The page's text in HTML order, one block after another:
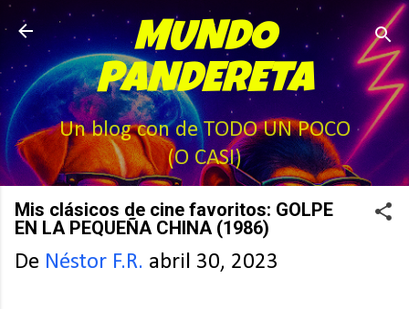
Ir al contenido principal
MUNDO
PANDERETA
Un blog con de TODO UN POCO
(O CASI)
Mis clásicos de cine favoritos: GOLPE
EN LA PEQUEÑA CHINA (1986)
De Néstor F.R. abril 30, 2023